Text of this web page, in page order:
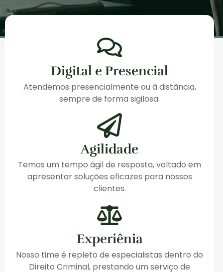
Digital e Presencial
Atendemos presencialmente ou à distância,
sempre de forma sigilosa.
Agilidade
Temos um tempo ágil de resposta, voltado em
apresentar soluções eficazes para nossos
clientes.
Experiênia
Nosso time é repleto de especialistas dentro do
Direito Criminal, prestando um serviço de